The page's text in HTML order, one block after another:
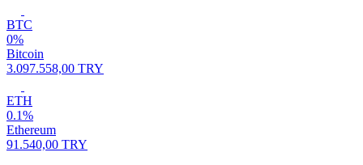
BTC
0%
Bitcoin
3.097.558,00 TRY
ETH
0.1%
Ethereum
91.540,00 TRY